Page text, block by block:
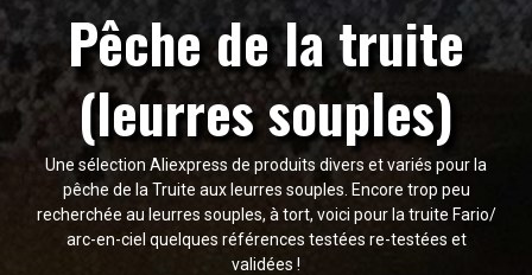
Pêche de la truite
(leurres souples)
Une sélection Aliexpress de produits divers et variés pour la
pêche de la Truite aux leurres souples. Encore trop peu
recherchée au leurres souples, à tort, voici pour la truite Fario/
arc-en-ciel quelques références testées re-testées et
validées !